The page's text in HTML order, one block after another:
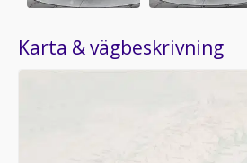
Karta & vägbeskrivning